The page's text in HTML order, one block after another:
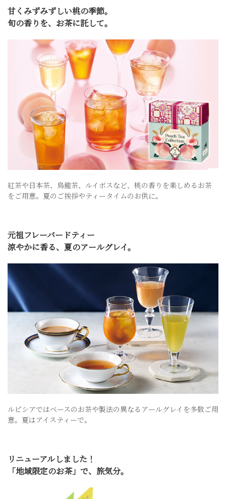
甘くみずみずしい桃の季節。
旬の香りを、お茶に託して。
紅茶や日本茶、烏龍茶、ルイボスなど、桃の香りを楽しめるお茶
をご用意。夏のご挨拶やティータイムのお供に。
元祖フレーバードティー
涼やかに香る、夏のアールグレイ。
ルピシアではベースのお茶や製法の異なるアールグレイを多数ご用
意。夏はアイスティーで。
リニューアルしました！
「地域限定のお茶」で、旅気分。